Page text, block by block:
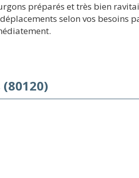
préparés et très bien
selon vos besoins